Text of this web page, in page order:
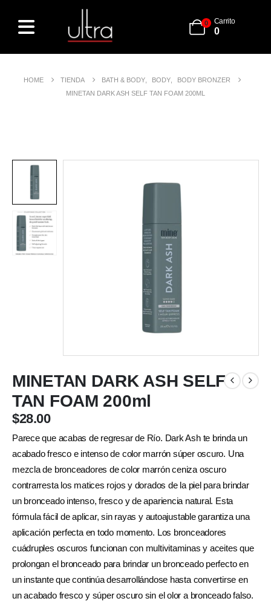
0 Carrito
0
HOME TIENDA BATH & BODY BODY
BODY BRONZER
MINETAN DARK ASH SELF TAN FOAM 200ML
MINETAN DARK ASH SELF
TAN FOAM 200ml
$28.00
Parece que acabas de regresar de Río. Dark Ash te brinda un
acabado fresco e intenso de color marrón súper oscuro. Una
mezcla de bronceadores de color marrón ceniza oscuro
contrarresta los matices rojos y dorados de la piel para brindar
un bronceado intenso, fresco y de apariencia natural. Esta
fórmula fácil de aplicar, sin rayas y autoajustable garantiza una
aplicación perfecta en todo momento. Los bronceadores
cuádruples oscuros funcionan con multivitaminas y aceites que
prolongan el bronceado para brindar un bronceado perfecto en
un instante que continúa desarrollándose hasta convertirse en
un acabado fresco y súper oscuro sin el olor a bronceado falso.